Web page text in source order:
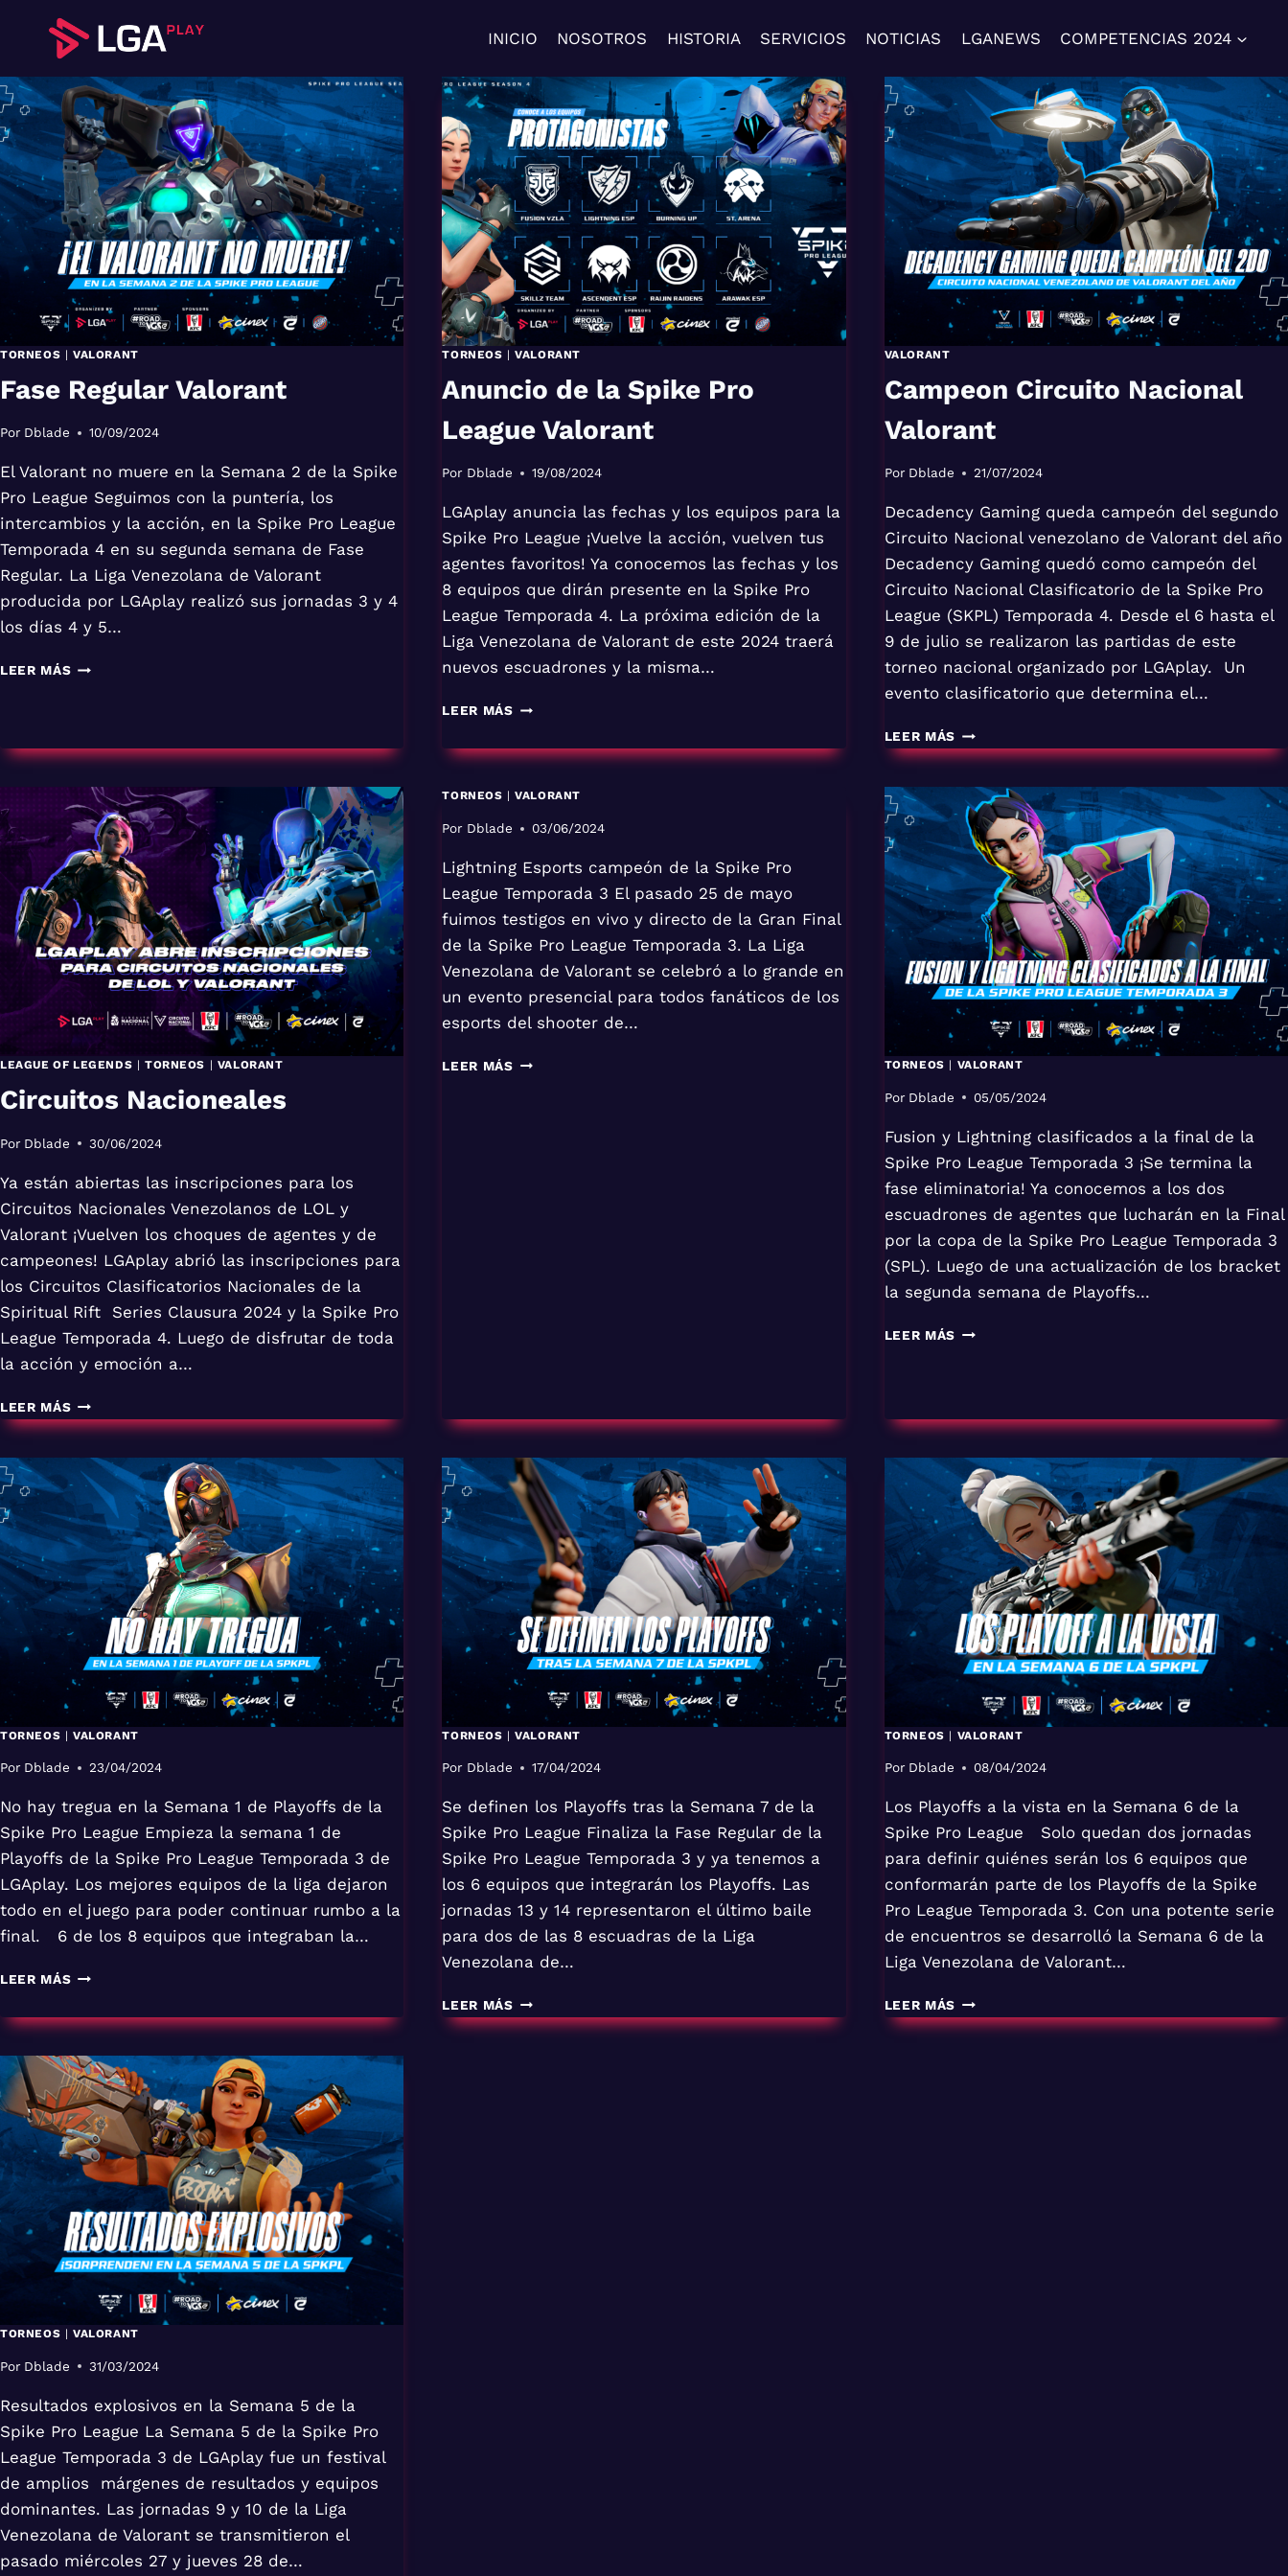
contenido
INICIO NOSOTROS HISTORIA SERVICIOS NOTICIAS LGANEWS COMPETENCIAS 2024
TORNEOS | VALORANT
Fase Regular Valorant
Por Dblade 10/09/2024
El Valorant no muere en la Semana 2 de la Spike
Pro League Seguimos con la puntería, los
intercambios y la acción, en la Spike Pro League
Temporada 4 en su segunda semana de Fase
Regular. La Liga Venezolana de Valorant
producida por LGAplay realizó sus jornadas 3 y 4
los días 4 y 5…
LEER MÁSFASE
TORNEOS |VALORANT
Anuncio de la Spike Pro
League Valorant
Por Dblade 19/08/2024
LGAplay anuncia las fechas y los equipos para la
Spike Pro League ¡Vuelve la acción, vuelven tus
agentes favoritos! Ya conocemos las fechas y los
8 equipos que dirán presente en la Spike Pro
League Temporada 4. La próxima edición de la
Liga Venezolana de Valorant de este 2024 traerá
nuevos escuadrones y la misma…
LEER MÁSANUNCIO
LA
SPIKE
VALORANT
VALORANT
Campeon Circuito Nacional
Valorant
Por Dblade 21/07/2024
Decadency Gaming queda campeón del segundo
Circuito Nacional venezolano de Valorant del año
Decadency Gaming quedó como campeón del
Circuito Nacional Clasificatorio de la Spike Pro
League (SKPL) Temporada 4. Desde el 6 hasta el
9 de julio se realizaron las partidas de este
torneo nacional organizado por LGAplay. Un
evento clasificatorio que determina el…
LEER MÁS CAMPEON
CIRCUITO
VALORANT
LEAGUE OF LEGENDS | TORNEOS | VALORANT
Circuitos Nacioneales
Por Dblade 30/06/2024
Ya están abiertas las inscripciones para los
Circuitos Nacionales Venezolanos de LOL y
Valorant ¡Vuelven los choques de agentes y de
campeones! LGAplay abrió las inscripciones para
los Circuitos Clasificatorios Nacionales de la
Spiritual Rift Series Clausura 2024 y la Spike Pro
League Temporada 4. Luego de disfrutar de toda
la acción y emoción a…
LEER MÁSCIRCUITOS
NACIONEALES
TORNEOS |VALORANT
Por Dblade 03/06/2024
Lightning Esports campeón de la Spike Pro
League Temporada 3 El pasado 25 de mayo
fuimos testigos en vivo y directo de la Gran Final
de la Spike Pro League Temporada 3. La Liga
Venezolana de Valorant se celebró a lo grande en
un evento presencial para todos fanáticos de los
esports del shooter de…
LEER MÁS TORNEOS | VALORANT
Por Dblade 05/05/2024
Fusion y Lightning clasificados a la final de la
Spike Pro League Temporada 3 ¡Se termina la
fase eliminatoria! Ya conocemos a los dos
escuadrones de agentes que lucharán en la Final
por la copa de la Spike Pro League Temporada 3
(SPL). Luego de una actualización de los bracket
la segunda semana de Playoffs…
LEER MÁS
TORNEOS | VALORANT
Por Dblade 23/04/2024
No hay tregua en la Semana 1 de Playoffs de la
Spike Pro League Empieza la semana 1 de
Playoffs de la Spike Pro League Temporada 3 de
LGAplay. Los mejores equipos de la liga dejaron
todo en el juego para poder continuar rumbo a la
final. 6 de los 8 equipos que integraban la…
LEER MÁS
TORNEOS |VALORANT
Por Dblade 17/04/2024
Se definen los Playoffs tras la Semana 7 de la
Spike Pro League Finaliza la Fase Regular de la
Spike Pro League Temporada 3 y ya tenemos a
los 6 equipos que integrarán los Playoffs. Las
jornadas 13 y 14 representaron el último baile
para dos de las 8 escuadras de la Liga
Venezolana de…
LEER MÁS
TORNEOS | VALORANT
Por Dblade 08/04/2024
Los Playoffs a la vista en la Semana 6 de la
Spike Pro League Solo quedan dos jornadas
para definir quiénes serán los 6 equipos que
conformarán parte de los Playoffs de la Spike
Pro League Temporada 3. Con una potente serie
de encuentros se desarrolló la Semana 6 de la
Liga Venezolana de Valorant…
LEER MÁS
TORNEOS | VALORANT
Por Dblade 31/03/2024
Resultados explosivos en la Semana 5 de la
Spike Pro League La Semana 5 de la Spike Pro
League Temporada 3 de LGAplay fue un festival
de amplios márgenes de resultados y equipos
dominantes. Las jornadas 9 y 10 de la Liga
Venezolana de Valorant se transmitieron el
pasado miércoles 27 y jueves 28 de…